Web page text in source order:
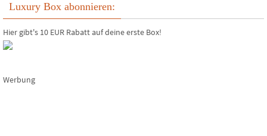
Luxury Box abonnieren:
Hier gibt's 10 EUR Rabatt auf deine erste Box!
Werbung